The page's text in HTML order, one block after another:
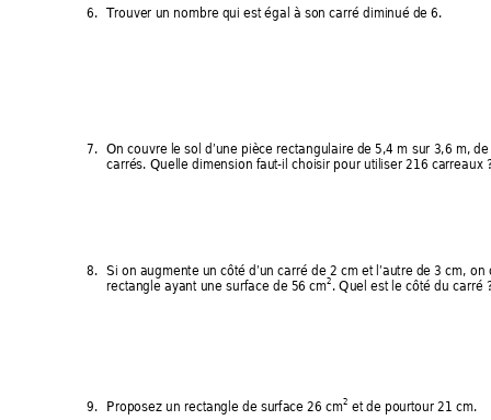
6. Trouver un nombre qui est égal à son carré diminué de 6.
7. On couvre le sol d’une pièce rectangulaire de 5,4 m sur 3,6 m,
carrés. Quelle dimension faut-il choisir pour utiliser 216 carreaux
8. Si on augmente un côté d’un carré de 2 cm et l’autre de 3 cm, on
rectangle ayant une surface de 56 cm2. Quel est le côté du carré
9. Proposez un rectangle de surface 26 cm2 et de pourtour 21 cm.